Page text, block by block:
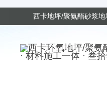
西卡地坪/聚氨酯砂浆
· 材料施工一体 · 叁